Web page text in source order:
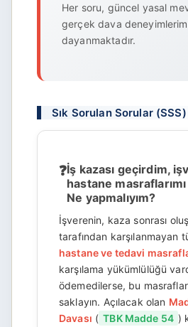
Her soru, güncel yasal
gerçek dava
dayanmaktadır.
Sık Sorulan Sorular (SSS)
İş kazası geçirdim,
hastane
Ne yapmalıyım?
İşverenin, kaza sonrası
tarafından karşılanmayan
hastane ve tedavi
karşılama yükümlülüğü
ödemedilerse, bu
saklayın. Açılacak olan
Davası ( TBK Madde 54 )